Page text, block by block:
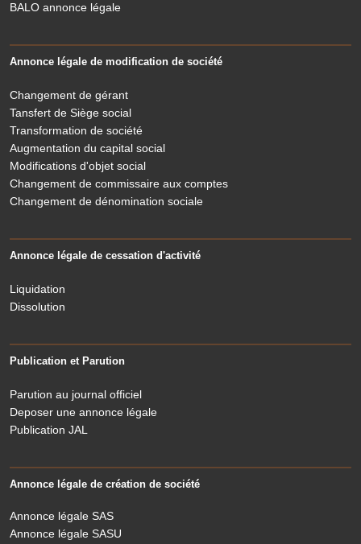
BALO annonce légale
Annonce légale de modification de société
Changement de gérant
Tansfert de Siège social
Transformation de société
Augmentation du capital social
Modifications d'objet social
Changement de commissaire aux comptes
Changement de dénomination sociale
Annonce légale de cessation d'activité
Liquidation
Dissolution
Publication et Parution
Parution au journal officiel
Deposer une annonce légale
Publication JAL
Annonce légale de création de société
Annonce légale SAS
Annonce légale SASU